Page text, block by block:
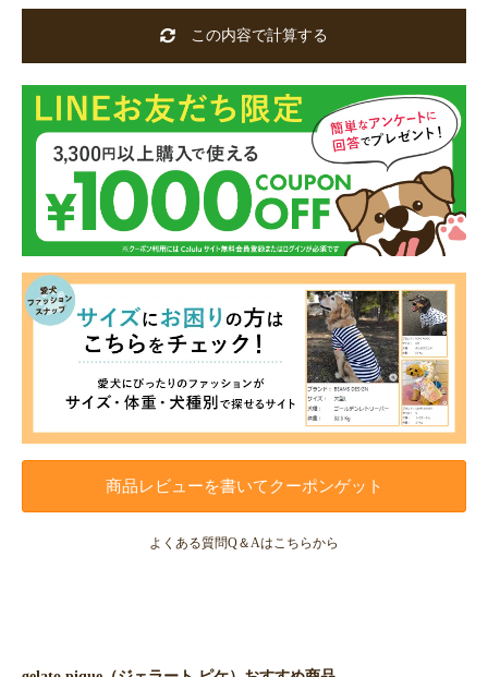
この内容で計算する
商品レビューを書いてクーポンゲット
よくある質問Q＆Aはこちらから